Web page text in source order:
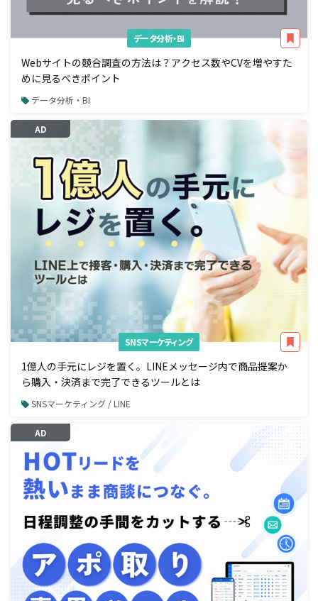
データ分析・BI
Webサイトの競合調査の方法は？アクセス数やCVを増やすた
めに見るべきポイント
データ分析・BI
AD
SNSマーケティング
1億人の手元にレジを置く。LINEメッセージ内で商品提案か
ら購入・決済まで完了できるツールとは
SNSマーケティング / LINE
AD